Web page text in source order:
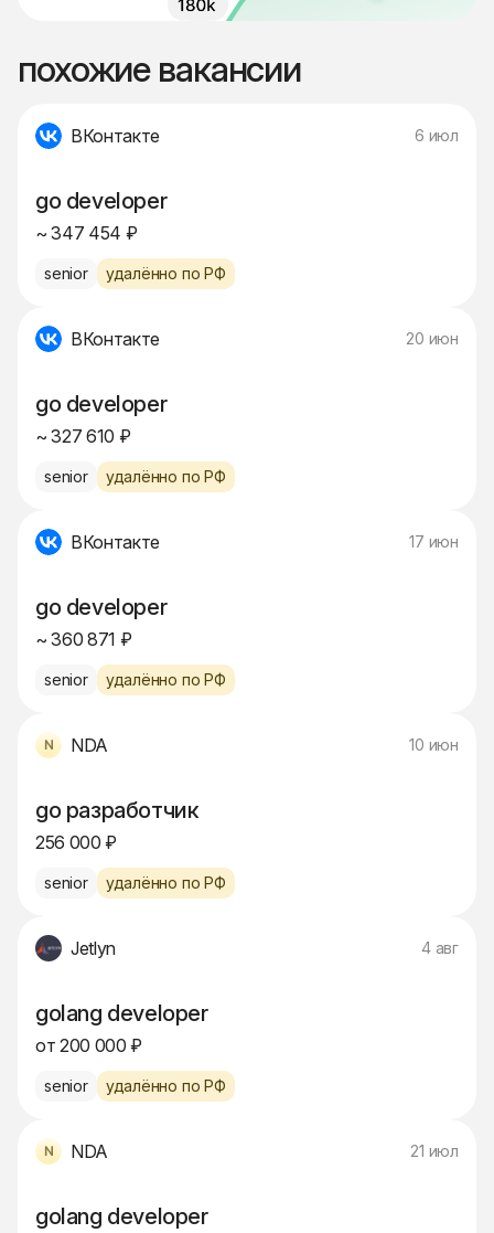
похожие вакансии
ВКонтакте 6 июл
go developer
~ 347 454 ₽
senior удалённо по РФ
ВКонтакте 20 июн
go developer
~ 327 610 ₽
senior удалённо по РФ
ВКонтакте 17 июн
go developer
~ 360 871 ₽
senior удалённо по РФ
NDA 10 июн
go разработчик
256 000 ₽
senior удалённо по РФ
Jetlyn 4 авг
golang developer
от 200 000 ₽
senior удалённо по РФ
NDA 21 июл
golang developer